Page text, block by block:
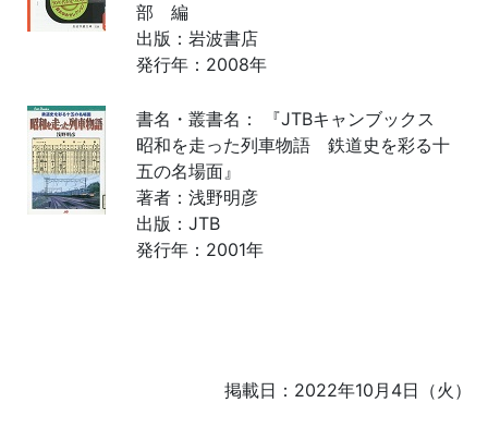
部 編
出版：岩波書店
発行年：2008年
書名・叢書名： 『JTBキャンブックス
昭和を走った列車物語 鉄道史を彩る十
五の名場面』
著者：浅野明彦
出版：JTB
発行年：2001年
掲載日：2022年10月4日（火）